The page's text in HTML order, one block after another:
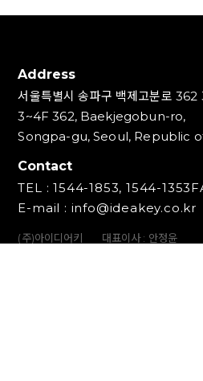
Address
서울특별시 송파구 백제고분로
3~4F 362, Baekjegobun-ro,
Songpa-gu, Seoul, Republic
Contact
TEL : 1544-1853, 1544-1353
E-mail : info@ideakey.co.kr
(주)아이디어키
대표이사 : 안정윤